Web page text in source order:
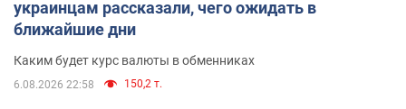
украинцам рассказали, чего ожидать в
ближайшие дни
Каким будет курс валюты в обменниках
6.08.2026 22:58 150,2 т.